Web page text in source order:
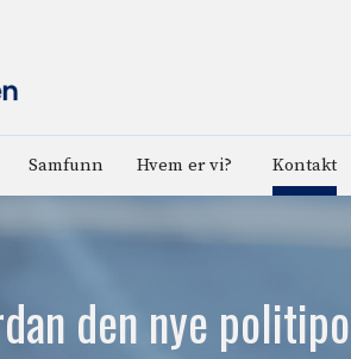
Samfunn Hvem er vi? Kontakt
den nye